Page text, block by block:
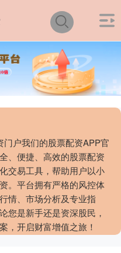
户我们的股票配资APP官
、便捷、高效的股票配资
交易工具，帮助用户以小
。平台拥有严格的风控体
情、市场分析及专业指
您是新手还是资深股民，
，开启财富增值之旅！